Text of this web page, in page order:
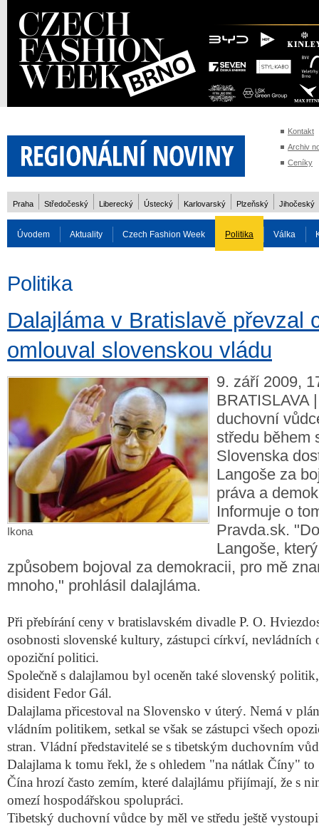
Kontakt
Archiv
Ceníky
Praha Středočeský Liberecký Ústecký Karlovarský Plzeňský Jihočeský
Úvodem Aktuality Czech Fashion Week Politika Válka
Politika
Dalajláma v Bratislavě převzal
omlouval slovenskou vládu
Ikona
9. září 2009,
BRATISLAVA
duchovní
středu během
Slovenska
Langoše za
práva a
Informuje o
Pravda.sk.
Langoše,
způsobem bojoval za demokracii, pro mě
mnoho," prohlásil dalajláma.
Při přebírání ceny v bratislavském divadle P. O.
osobnosti slovenské kultury, zástupci církví, nevládních
opoziční politici.
Společně s dalajlamou byl oceněn také slovenský
disident Fedor Gál.
Dalajlama přicestoval na Slovensko v úterý. Nemá v
vládním politikem, setkal se však se zástupci všech
stran. Vládní představitelé se s tibetským duchovním
Dalajlama k tomu řekl, že s ohledem "na nátlak Číny" to
Čína hrozí často zemím, které dalajlámu přijímají, že s
omezí hospodářskou spolupráci.
Tibetský duchovní vůdce by měl ve středu ještě